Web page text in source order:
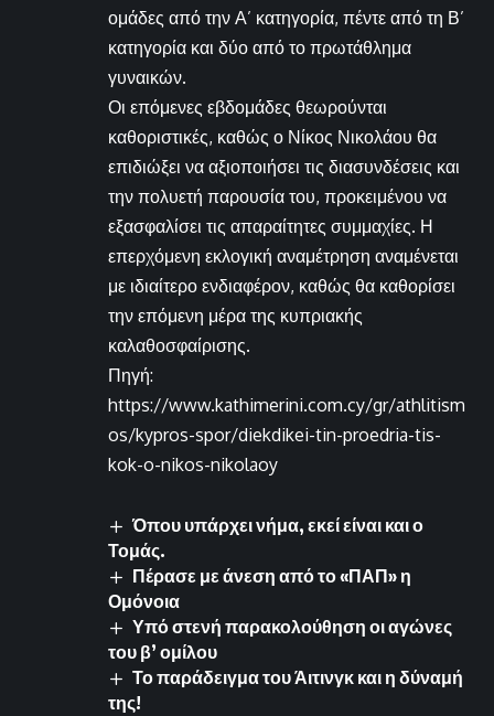
ομάδες από την Α’ κατηγορία, πέντε από τη Β’
κατηγορία και δύο από το πρωτάθλημα
γυναικών.
Οι επόμενες εβδομάδες θεωρούνται
καθοριστικές, καθώς ο Νίκος Νικολάου θα
επιδιώξει να αξιοποιήσει τις διασυνδέσεις και
την πολυετή παρουσία του, προκειμένου να
εξασφαλίσει τις απαραίτητες συμμαχίες. Η
επερχόμενη εκλογική αναμέτρηση αναμένεται
με ιδιαίτερο ενδιαφέρον, καθώς θα καθορίσει
την επόμενη μέρα της κυπριακής
καλαθοσφαίρισης.
Πηγή:
https://www.kathimerini.com.cy/gr/athlitism
os/kypros-spor/diekdikei-tin-proedria-tis-
kok-o-nikos-nikolaoy
Όπου υπάρχει νήμα, εκεί είναι και ο
Τομάς.
Πέρασε με άνεση από το «ΠΑΠ» η
Ομόνοια
Υπό στενή παρακολούθηση οι αγώνες
του β’ ομίλου
Το παράδειγμα του Άιτινγκ και η δύναμή
της!